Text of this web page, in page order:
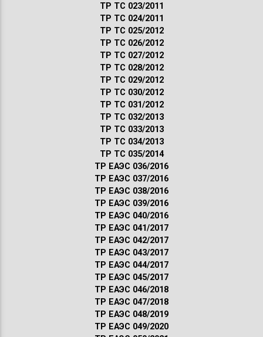
ТР ТС 023/2011
ТР ТС 024/2011
ТР ТС 025/2012
ТР ТС 026/2012
ТР ТС 027/2012
ТР ТС 028/2012
ТР ТС 029/2012
ТР ТС 030/2012
ТР ТС 031/2012
ТР ТС 032/2013
ТР ТС 033/2013
ТР ТС 034/2013
ТР ТС 035/2014
ТР ЕАЭС 036/2016
ТР ЕАЭС 037/2016
ТР ЕАЭС 038/2016
ТР ЕАЭС 039/2016
ТР ЕАЭС 040/2016
ТР ЕАЭС 041/2017
ТР ЕАЭС 042/2017
ТР ЕАЭС 043/2017
ТР ЕАЭС 044/2017
ТР ЕАЭС 045/2017
ТР ЕАЭС 046/2018
ТР ЕАЭС 047/2018
ТР ЕАЭС 048/2019
ТР ЕАЭС 049/2020